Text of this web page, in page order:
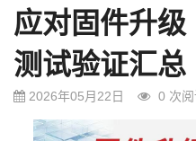
e
N
v
i
g
应对固件升
测试验证汇总
2026年05月22日 0 次